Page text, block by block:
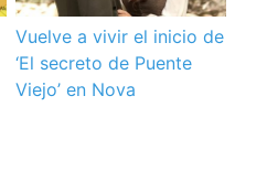
Vuelve a vivir el inicio de
‘El secreto de Puente
Viejo’ en Nova